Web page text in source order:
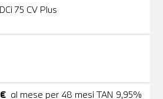
75 CV Plus
al mese per 48 mesi TAN 9,95%